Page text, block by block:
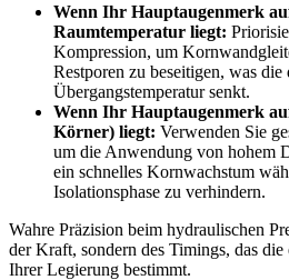
Wenn Ihr Hauptaugenmerk
Raumtemperatur liegt:
Kompression, um
Restporen zu beseitigen, was
Übergangstemperatur senkt.
Wenn Ihr Hauptaugenmerk
Körner) liegt: Verwenden Sie
um die Anwendung von hohem
ein schnelles Kornwachstum
Isolationsphase zu verhindern.
Wahre Präzision beim hydraulischen
der Kraft, sondern des Timings, das
Ihrer Legierung bestimmt.